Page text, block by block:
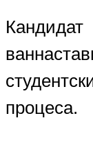
процеса.